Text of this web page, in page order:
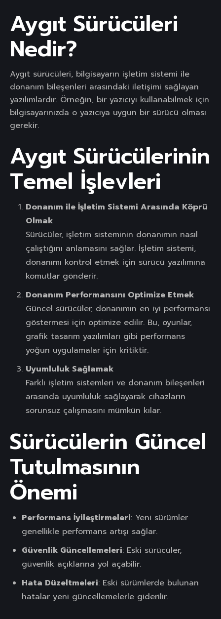
Aygıt Sürücüleri
Nedir?
Aygıt sürücüleri, bilgisayarın işletim sistemi ile
donanım bileşenleri arasındaki iletişimi sağlayan
yazılımlardır. Örneğin, bir yazıcıyı kullanabilmek için
bilgisayarınızda o yazıcıya uygun bir sürücü olması
gerekir.
Aygıt Sürücülerinin
Temel İşlevleri
Donanım ile İşletim Sistemi Arasında Köprü
Olmak
Sürücüler, işletim sisteminin donanımın nasıl
çalıştığını anlamasını sağlar. İşletim sistemi,
donanımı kontrol etmek için sürücü yazılımına
komutlar gönderir.
Donanım Performansını Optimize Etmek
Güncel sürücüler, donanımın en iyi performansı
göstermesi için optimize edilir. Bu, oyunlar,
grafik tasarım yazılımları gibi performans
yoğun uygulamalar için kritiktir.
Uyumluluk Sağlamak
Farklı işletim sistemleri ve donanım bileşenleri
arasında uyumluluk sağlayarak cihazların
sorunsuz çalışmasını mümkün kılar.
Sürücülerin Güncel
Tutulmasının
Önemi
Performans İyileştirmeleri: Yeni sürümler
genellikle performans artışı sağlar.
Güvenlik Güncellemeleri: Eski sürücüler,
güvenlik açıklarına yol açabilir.
Hata Düzeltmeleri: Eski sürümlerde bulunan
hatalar yeni güncellemelerle giderilir.